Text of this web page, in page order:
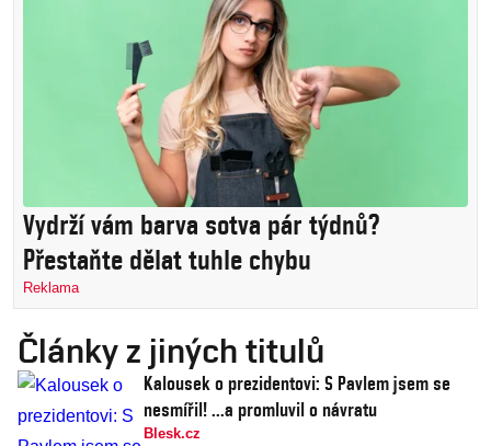
Vydrží vám barva sotva pár týdnů?
Přestaňte dělat tuhle chybu
Reklama
Články z jiných titulů
Kalousek o prezidentovi: S Pavlem jsem se
nesmířil! ...a promluvil o návratu
Blesk.cz